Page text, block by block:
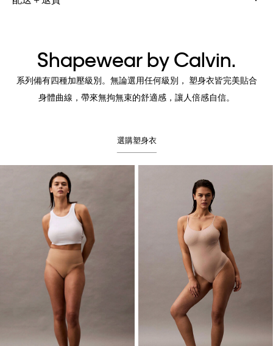
Shapewear by Calvin.
系列備有四種加壓級別。無論選用任何級別， 塑身衣皆完美貼合
身體曲線，帶來無拘無束的舒適感，讓人倍感自信。
選購塑身衣